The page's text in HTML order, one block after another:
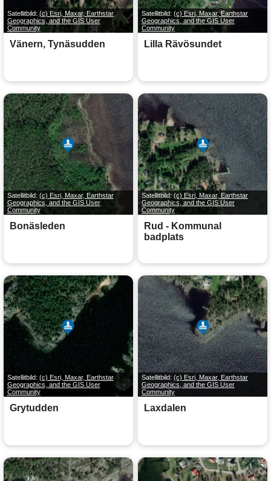
Satellitbild:(c) Esri, Maxar, Earthstar
Geographics, and the GIS User
Community
Vänern, Tynäsudden
Satellitbild: (c) Esri, Maxar, Earthstar
Geographics, and the GIS User
Community
Lilla Rävösundet
Satellitbild: (c) Esri, Maxar, Earthstar
Geographics, and the GIS User
Community
Bonäsleden
Satellitbild:(c) Esri, Maxar, Earthstar
Geographics, and the GIS User
Community
Rud - Kommunal
badplats
Satellitbild: (c) Esri, Maxar, Earthstar
Geographics, and the GIS User
Community
Grytudden
Satellitbild: (c) Esri, Maxar, Earthstar
Geographics, and the GIS User
Community
Laxdalen